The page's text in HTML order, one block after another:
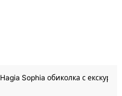
Hagia Sophia обиколка с